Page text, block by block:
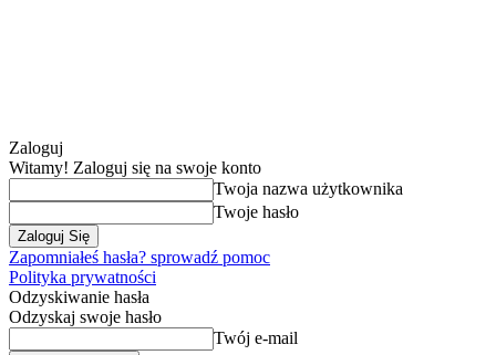
Zaloguj
Witamy! Zaloguj się na swoje konto
Twoja nazwa użytkownika
Twoje hasło
Zapomniałeś hasła? sprowadź pomoc
Polityka prywatności
Odzyskiwanie hasła
Odzyskaj swoje hasło
Twój e-mail